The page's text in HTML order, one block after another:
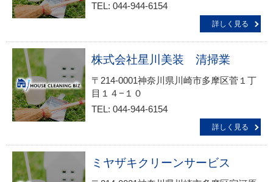
TEL: 044-944-6154
詳しく見る
株式会社星川美装 清掃業
〒214-0001神奈川県川崎市多摩区菅１丁
目１４−１０
TEL: 044-944-6154
詳しく見る
ミヤザキクリーンサービス